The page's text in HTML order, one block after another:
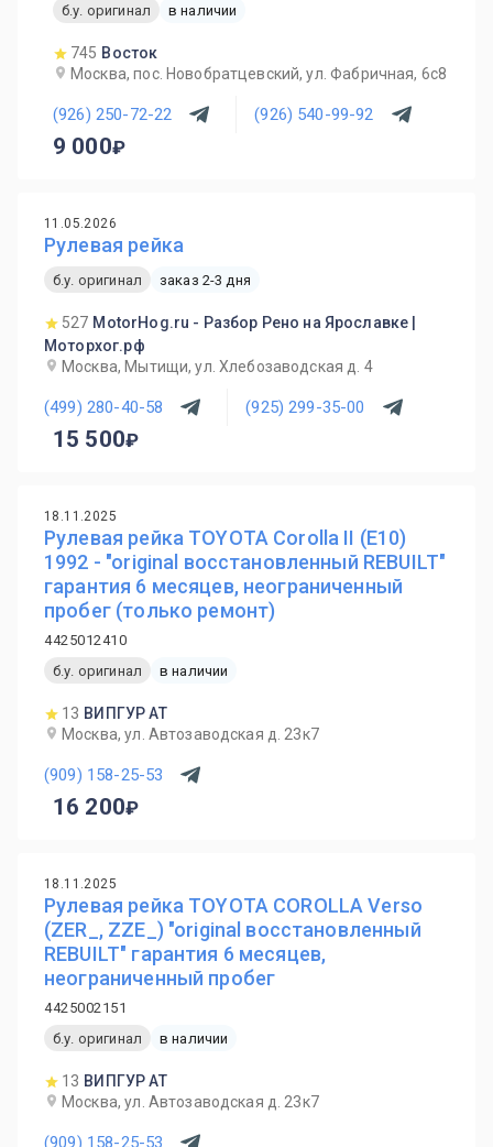
б.у. оригинал
в наличии
745 Восток
Москва, пос. Новобратцевский, ул. Фабричная, 6с8
(926) 250-72-22 (926) 540-99-92
9 000
11.05.2026
Рулевая рейка
б.у. оригинал заказ 2-3 дня
527 MotorHog.ru - Разбор Рено на Ярославке |
Моторхог.рф
Москва, Мытищи, ул. Хлебозаводская д. 4
(499) 280-40-58 (925) 299-35-00
15 500
18.11.2025
Рулевая рейка TOYOTA Corolla II (E10)
1992 - "original восстановленный REBUILT"
гарантия 6 месяцев, неограниченный
пробег (только ремонт)
4425012410
б.у. оригинал
в наличии
13 ВИПГУР АТ
Москва, ул. Автозаводская д. 23к7
(909) 158-25-53
16 200
18.11.2025
Рулевая рейка TOYOTA COROLLA Verso
(ZER_, ZZE_) "original восстановленный
REBUILT" гарантия 6 месяцев,
неограниченный пробег
4425002151
б.у. оригинал
в наличии
13 ВИПГУР АТ
Москва, ул. Автозаводская д. 23к7
(909) 158-25-53